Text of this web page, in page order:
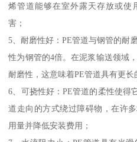
烯管道能够在室外露天存放或使
害；
5、耐磨性好：PE管道与钢管的耐
性为钢管的4倍。在泥浆输送领域
耐磨性，这意味着PE管道具有更长
6、可挠性好：PE管道的柔性使得
道走向的方式绕过障碍物，在许
用量并降低安装费用；